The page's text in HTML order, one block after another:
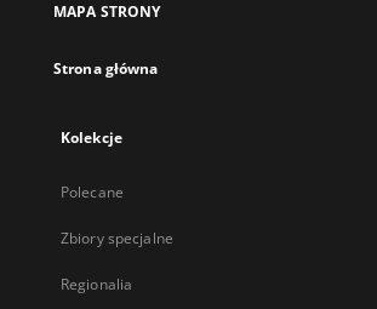
MAPA STRONY
Strona główna
Kolekcje
Polecane
Zbiory specjalne
Regionalia